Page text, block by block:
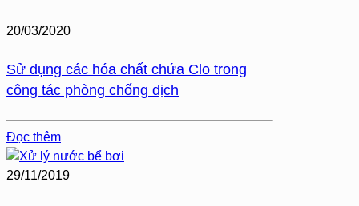
20/03/2020
Sử dụng các hóa chất chứa Clo trong
công tác phòng chống dịch
Đọc thêm
29/11/2019